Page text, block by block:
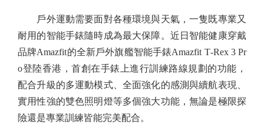
戶外運動需要面對各種環境與天氣，一隻既專業又
耐用的智能手錶隨時成為最大保障。近日智能健康穿戴
品牌Amazfit的全新戶外旗艦智能手錶Amazfit T‑Rex 3 Pr
o登陸香港，首創在手錶上進行訓練路線規劃的功能，
配合升級的多運動模式、全面強化的感測與續航表現、
實用性強的雙色照明燈等多個強大功能，無論是極限探
險還是專業訓練皆能完美配合。